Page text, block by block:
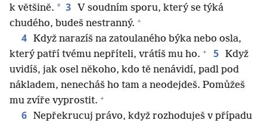
k většině. * 3
V soudním sporu, který se týká
chudého, budeš nestranný. +
4 Když narazíš na zatoulaného býka nebo osla,
který patří tvému nepříteli, vrátíš mu ho. + 5 Když
uvidíš, jak osel někoho, kdo tě nenávidí, padl pod
nákladem, nenecháš ho tam a neodejdeš. Pomůžeš
mu zvíře vyprostit. +
6 Nepřekrucuj právo, když rozhoduješ v případu